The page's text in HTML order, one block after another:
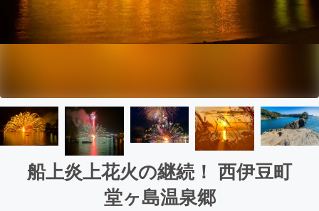
船上炎上花火の継続！ 西伊豆町
堂ヶ島温泉郷